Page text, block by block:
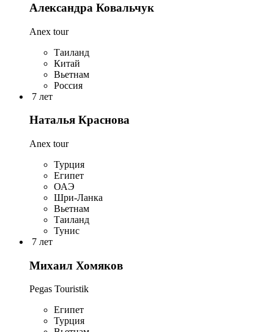
Александра Ковальчук
Anex tour
Таиланд
Китай
Вьетнам
Россия
7 лет
Наталья Краснова
Anex tour
Турция
Египет
ОАЭ
Шри-Ланка
Вьетнам
Таиланд
Тунис
7 лет
Михаил Хомяков
Pegas Touristik
Египет
Турция